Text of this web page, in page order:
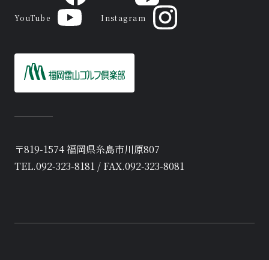
〒819-1574 福岡県糸島市川原807
TEL.092-323-8181 / FAX.092-323-8081
YouTube Instagram